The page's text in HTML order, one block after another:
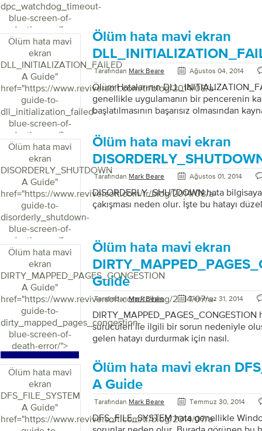
dpc_watchdog_timeout-
blue-screen-of-
death-error/">
Ölüm hata mavi
ekran
DLL_INITIALIZATION_FAILED
A Guide"
href="https://www.reviversoft.com/tr/blog/2014/08/a-
guide-to-
dll_initialization_failed-
blue-screen-of-
death-error/">
Ölüm hata mavi ekran
Tarafından Mark Beare Ağustos 04, 2014
Ölüm Hatalarının
genellikle uygulamanın bir pencerenin
başlatılmasının başarısız olmasından
olabilir. Aslında, DLL uygulaması
Uygulama, yazılım arızaları hakkında
Microsoft’a gönderir. Hata, başlatma
belirten bir ileti kutusu görüntüleyerek
kullanıcı Denetim Masası’na erişmeye
olarak sonlandırır. Bu hata mevcut
Kontrol Panelinden de kaybolacaktır.
Ölüm hata mavi
ekran
DISORDERLY_SHUTDOWN
A Guide"
href="https://www.reviversoft.com/tr/blog/2014/08/a-
guide-to-
disorderly_shutdown-
blue-screen-of-
death-error/">
Ölüm hata mavi ekran
Tarafından Mark Beare Ağustos 01, 2014
DISORDERLY_SHUTDOWN hata
çakışması neden olur. İşte bu hatayı
Ölüm hata mavi
ekran
DIRTY_MAPPED_PAGES_CONGESTION
A Guide"
href="https://www.reviversoft.com/tr/blog/2014/07/a-
guide-to-
dirty_mapped_pages_congestion-
blue-screen-of-
death-error/">
Ölüm hata mavi ekran
Guide
TarafındanMark Beare Temmuz 31, 2014
sürücüleri ile ilgili bir sorun nedeniyle
gelen hatayı durdurmak için nasıl.
Ölüm hata mavi
ekran
DFS_FILE_SYSTEM
A Guide"
href="https://www.reviversoft.com/tr/blog/2014/07/a-
Ölüm hata mavi ekran
A Guide
Tarafından Mark Beare Temmuz 30, 2014
DFS_FILE_SYSTEM hata genellikle